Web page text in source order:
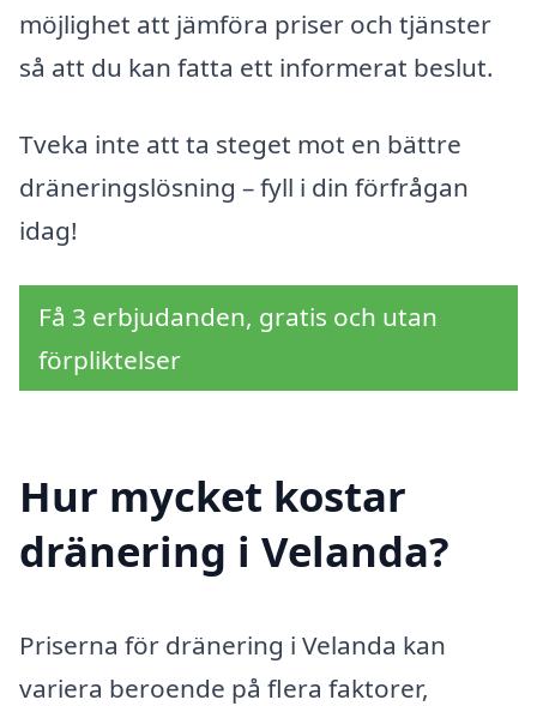
möjlighet att jämföra priser och tjänster
så att du kan fatta ett informerat beslut.
Tveka inte att ta steget mot en bättre
dräneringslösning – fyll i din förfrågan
idag!
Få 3 erbjudanden, gratis och utan
förpliktelser
Hur mycket kostar
dränering i Velanda?
Priserna för dränering i Velanda kan
variera beroende på flera faktorer,